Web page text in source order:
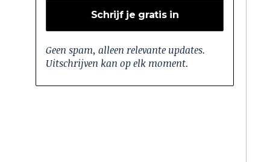
Geen spam, alleen relevante updates.
Uitschrijven kan op elk moment.